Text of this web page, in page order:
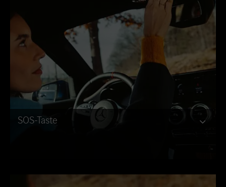
SOS-Taste